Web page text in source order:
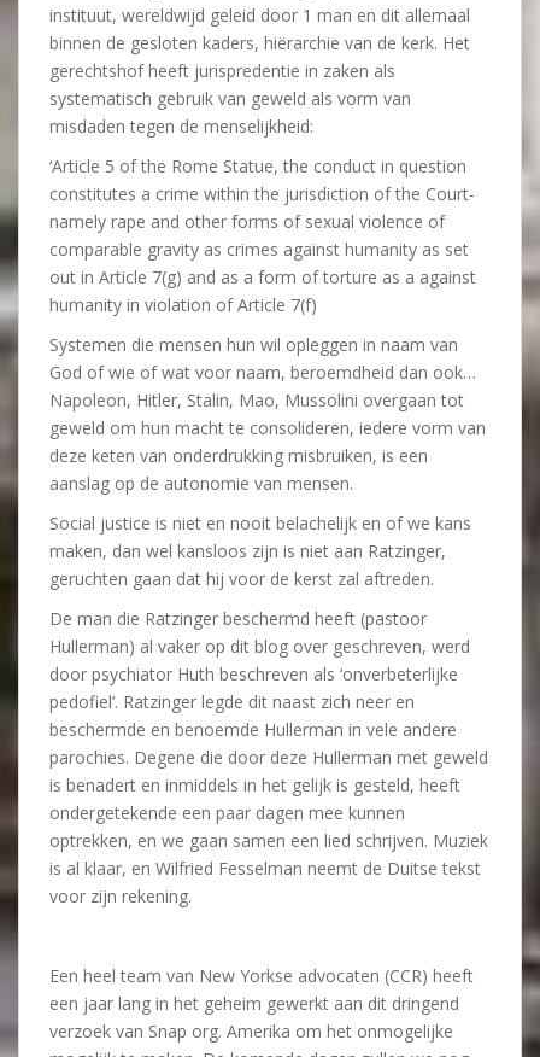
instituut, wereldwijd geleid door 1 man en dit allemaal
binnen de gesloten kaders, hiërarchie van de kerk. Het
gerechtshof heeft jurispredentie in zaken als
systematisch gebruik van geweld als vorm van
misdaden tegen de menselijkheid:
‘Article 5 of the Rome Statue, the conduct in question
constitutes a crime within the jurisdiction of the Court-
namely rape and other forms of sexual violence of
comparable gravity as crimes against humanity as set
out in Article 7(g) and as a form of torture as a against
humanity in violation of Article 7(f)
Systemen die mensen hun wil opleggen in naam van
God of wie of wat voor naam, beroemdheid dan ook…
Napoleon, Hitler, Stalin, Mao, Mussolini overgaan tot
geweld om hun macht te consolideren, iedere vorm van
deze keten van onderdrukking misbruiken, is een
aanslag op de autonomie van mensen.
Social justice is niet en nooit belachelijk en of we kans
maken, dan wel kansloos zijn is niet aan Ratzinger,
geruchten gaan dat hij voor de kerst zal aftreden.
De man die Ratzinger beschermd heeft (pastoor
Hullerman) al vaker op dit blog over geschreven, werd
door psychiator Huth beschreven als ‘onverbeterlijke
pedofiel’. Ratzinger legde dit naast zich neer en
beschermde en benoemde Hullerman in vele andere
parochies. Degene die door deze Hullerman met geweld
is benadert en inmiddels in het gelijk is gesteld, heeft
ondergetekende een paar dagen mee kunnen
optrekken, en we gaan samen een lied schrijven. Muziek
is al klaar, en Wilfried Fesselman neemt de Duitse tekst
voor zijn rekening.
Een heel team van New Yorkse advocaten (CCR) heeft
een jaar lang in het geheim gewerkt aan dit dringend
verzoek van Snap org. Amerika om het onmogelijke